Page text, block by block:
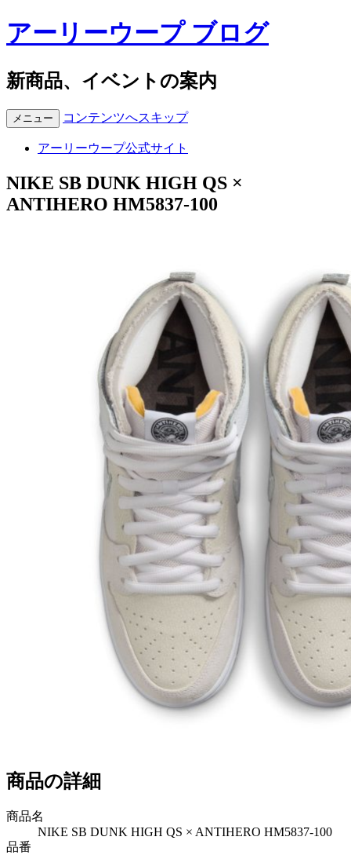
アーリーウープ ブログ
新商品、イベントの案内
メニュー コンテンツへスキップ
アーリーウープ公式サイト
NIKE SB DUNK HIGH QS ×
ANTIHERO HM5837-100
商品の詳細
商品名
NIKE SB DUNK HIGH QS × ANTIHERO HM5837-100
品番